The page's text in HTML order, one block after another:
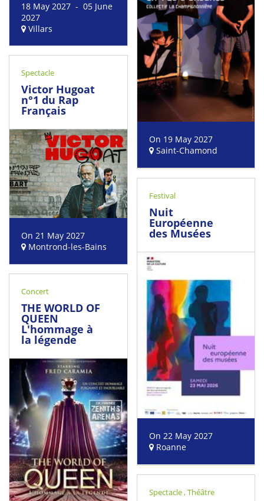
18 May 2027 - 05 June
2027
Villars
On 19 May 2027
Saint-Chamond
Spectacle
Victor Hugoat
n°1 du Rap
Français
On 21 May 2027
Montrond-les-Bains
Festival
Nuit
Européenne
des Musées
On 22 May 2027
Roanne
Concert
THE WORLD OF
QUEEN
L'hommage à
la légende
Spectacle,Théâtre